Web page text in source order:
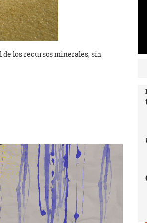
de los recursos minerales, sin